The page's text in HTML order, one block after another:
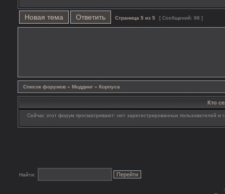
Новая тема Ответить Страница 5 из 5 [ Сообщений: 96 ]
Список форумов » Моддинг » Корпуса
Кто
Сейчас этот форум просматривают: нет зарегистрированных пользователей и
Найти: